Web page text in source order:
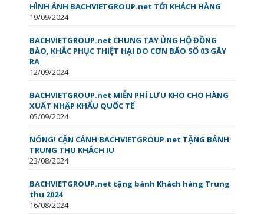
HÌNH ẢNH BACHVIETGROUP.net TỚI KHÁCH HÀNG
19/09/2024
BACHVIETGROUP.net CHUNG TAY ỦNG HỘ ĐỒNG
BÀO, KHẮC PHỤC THIỆT HẠI DO CƠN BÃO SỐ 03 GÂY
RA
12/09/2024
BACHVIETGROUP.net MIỄN PHÍ LƯU KHO CHO HÀNG
XUẤT NHẬP KHẨU QUỐC TẾ
05/09/2024
NÓNG! CẬN CẢNH BACHVIETGROUP.net TẶNG BÁNH
TRUNG THU KHÁCH IU
23/08/2024
BACHVIETGROUP.net tặng bánh Khách hàng Trung
thu 2024
16/08/2024